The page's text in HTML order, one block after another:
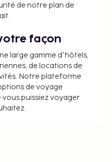
de notre plan de
façon
large gamme d'hôtels,
de locations de
Notre plateforme
de voyage
vous puissiez voyager